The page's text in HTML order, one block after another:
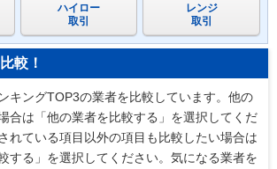
ハイロー
取引
レンジ
取引
較！
キングTOP3の業者を比較しています。他の
合は「他の業者を比較する」を選択してくだ
れている項目以外の項目も比較したい場合は
する」を選択してください。気になる業者を